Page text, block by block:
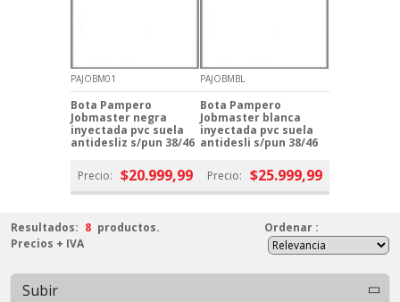
PAJOBM01
Bota Pampero
Jobmaster negra
inyectada pvc suela
antidesliz s/pun 38/46
Precio: $20.999,99
PAJOBMBL
Bota Pampero
Jobmaster blanca
inyectada pvc suela
antidesli s/pun 38/46
Precio: $25.999,99
Resultados: 8 productos.
Precios + IVA
Subir
Ordenar :